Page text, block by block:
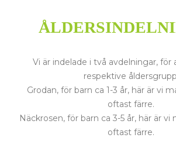
Vi är indelade i två avdelningar,
respektive
Grodan, för barn ca 1-3 år, här är vi
oftast färre.
Näckrosen, för barn ca 3-5 år, här är vi
oftast färre.